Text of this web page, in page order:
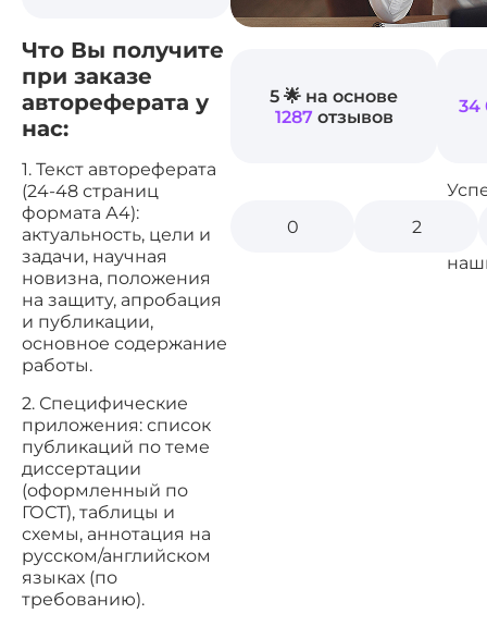
Что Вы получите
при заказе
автореферата у
нас:
1. Текст автореферата
(24-48 страниц
формата А4):
актуальность, цели и
задачи, научная
новизна, положения
на защиту, апробация
и публикации,
основное содержание
работы.
2. Специфические
приложения: список
публикаций по теме
диссертации
(оформленный по
ГОСТ), таблицы и
схемы, аннотация на
русском/английском
языках (по
требованию).
5 🌟 на основе
1287отзывов 34
2
0